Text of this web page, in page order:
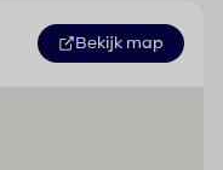
Bekijk map